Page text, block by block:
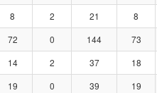
8 2 21 8
72 0 144 73
14 2 37 18
19 0 39 19